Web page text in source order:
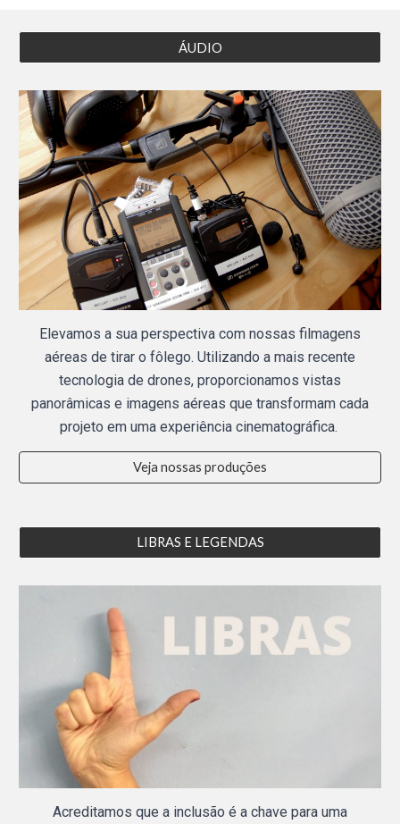
ÁUDIO
Elevamos a sua perspectiva com nossas filmagens
aéreas de tirar o fôlego. Utilizando a mais recente
tecnologia de drones, proporcionamos vistas
panorâmicas e imagens aéreas que transformam cada
projeto em uma experiência cinematográfica.
Veja nossas produções
LIBRAS E LEGENDAS
Acreditamos que a inclusão é a chave para uma